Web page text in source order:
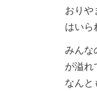
おりや
はいら
みんな
が溢れ
なんと